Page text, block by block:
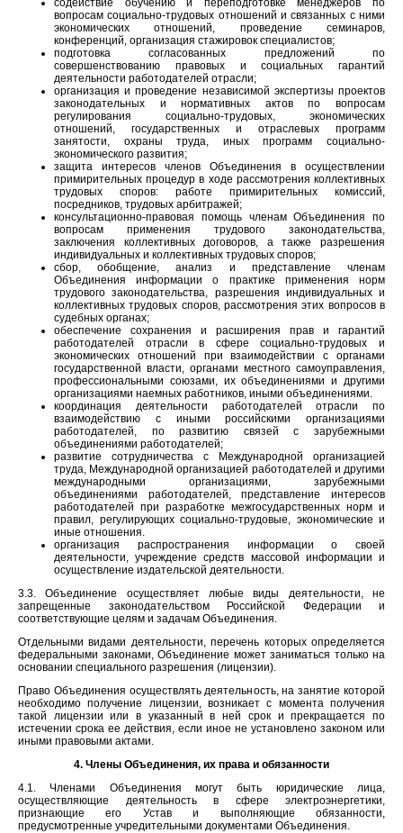
вопросам социально-трудовых отношений и связанных с ними
экономических отношений, проведение семинаров,
конференций, организация стажировок специалистов;
подготовка согласованных предложений по
совершенствованию правовых и социальных гарантий
деятельности работодателей отрасли;
организация и проведение независимой экспертизы проектов
законодательных и нормативных актов по вопросам
регулирования социально-трудовых, экономических
отношений, государственных и отраслевых программ
занятости, охраны труда, иных программ социально-
экономического развития;
защита интересов членов Объединения в осуществлении
примирительных процедур в ходе рассмотрения коллективных
трудовых споров: работе примирительных комиссий,
посредников, трудовых арбитражей;
консультационно-правовая помощь членам Объединения по
вопросам применения трудового законодательства,
заключения коллективных договоров, а также разрешения
индивидуальных и коллективных трудовых споров;
сбор, обобщение, анализ и представление членам
Объединения информации о практике применения норм
трудового законодательства, разрешения индивидуальных и
коллективных трудовых споров, рассмотрения этих вопросов в
судебных органах;
обеспечение сохранения и расширения прав и гарантий
работодателей отрасли в сфере социально-трудовых и
экономических отношений при взаимодействии с органами
государственной власти, органами местного самоуправления,
профессиональными союзами, их объединениями и другими
организациями наемных работников, иными объединениями.
координация деятельности работодателей отрасли по
взаимодействию с иными российскими организациями
работодателей, по развитию связей с зарубежными
объединениями работодателей;
развитие сотрудничества с Международной организацией
труда, Международной организацией работодателей и другими
международными организациями, зарубежными
объединениями работодателей, представление интересов
работодателей при разработке межгосударственных норм и
правил, регулирующих социально-трудовые, экономические и
иные отношения.
организация распространения информации о своей
деятельности, учреждение средств массовой информации и
осуществление издательской деятельности.
3.3. Объединение осуществляет любые виды деятельности, не
запрещенные законодательством Российской Федерации и
соответствующие целям и задачам Объединения.
Отдельными видами деятельности, перечень которых определяется
федеральными законами, Объединение может заниматься только на
основании специального разрешения (лицензии).
Право Объединения осуществлять деятельность, на занятие которой
необходимо получение лицензии, возникает с момента получения
такой лицензии или в указанный в ней срок и прекращается по
истечении срока ее действия, если иное не установлено законом или
иными правовыми актами.
4. Члены Объединения, их права и обязанности
4.1. Членами Объединения могут быть юридические лица,
осуществляющие деятельность в сфере электроэнергетики,
признающие его Устав и выполняющие обязанности,
предусмотренные учредительными документами Объединения.